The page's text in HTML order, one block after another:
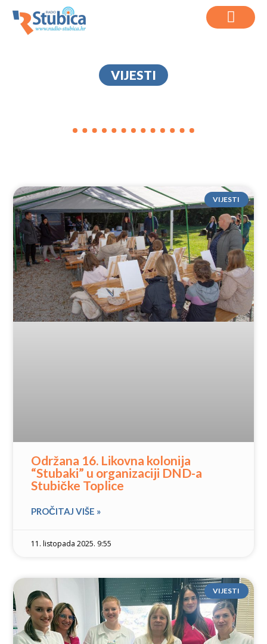
VIJESTI
VIJESTI
Održana 16. Likovna kolonija
“Stubaki” u organizaciji DND-a
Stubičke Toplice
PROČITAJ VIŠE »
11. listopada 2025. 9:55
VIJESTI